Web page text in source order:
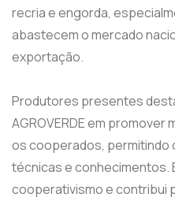
recria e engorda,
abastecem o mercado
exportação.
Produtores presentes
AGROVERDE em
os cooperados, permitindo
técnicas e conhecimentos.
cooperativismo e contribui